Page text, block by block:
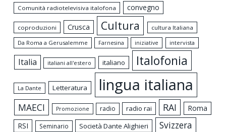
Comunità radiotelevisiva italofona
convegno
coproduzioni Crusca Cultura
cultura Italiana
Da Roma a Gerusalemme
Farnesina iniziative intervista
Italia italiani all'estero italiano Italofonia
La Dante Letteratura lingua italiana
MAECI Promozione radio radio rai RAI
Roma
RSI
Seminario Società Dante Alighieri Svizzera